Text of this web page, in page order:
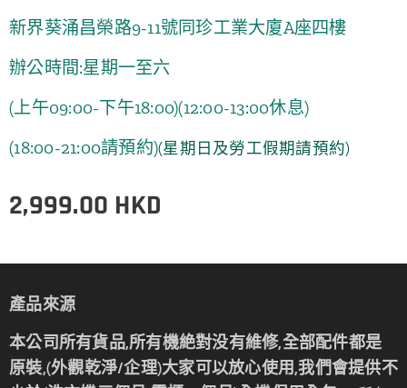
新界葵涌昌榮路9-11號同珍工業大廈A座四樓
辦公時間:星期一至六
(上午09:00-下午18:00)(12:00-13:00休息)
(18:00-21:00請預約)(星期日及勞工假期請預約)
2,999.00 HKD
產品來源
本公司所有貨品,所有機絶對没有維修,全部配件都是
原裝,(外觀乾淨/企理)大家可以放心使用,我們會提供不